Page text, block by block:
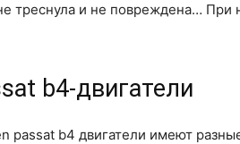
треснула и не повреждена… При
b4-двигатели
passat b4 двигатели имеют